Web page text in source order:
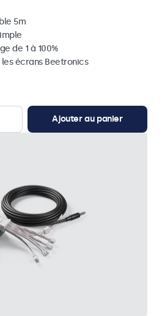
5m
de 1 à 100%
écrans Beetronics
Ajouter au panier